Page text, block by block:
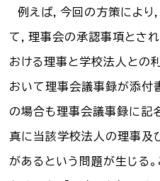
例えば，今回の方策により
て，理事会の承認事項とさ
おける理事と学校法人との
おいて理事会議事録が添付
の場合も理事会議事録に記
真に当該学校法人の理事及
があるという問題が生じる